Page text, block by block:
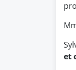
et